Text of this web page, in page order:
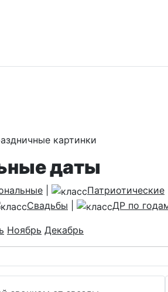
даты
Патриотические
Свадьбы ДР по
Ноябрь Декабрь